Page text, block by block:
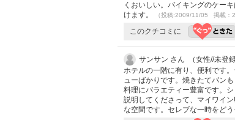
くおいしい。バイキングのケー
けます。
（投稿:2009/11/05 掲載：
このクチコミに
サンサン さん （女性//未登録
ホテルの一階に有り、便利です
ューばかりです。焼きたてパン
料理にバラエティー豊富です。
説明してくださって、マイワイ
な空間です。セレブな一時をどう